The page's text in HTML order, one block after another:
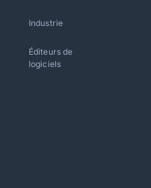
Industrie
Éditeurs de
logiciels